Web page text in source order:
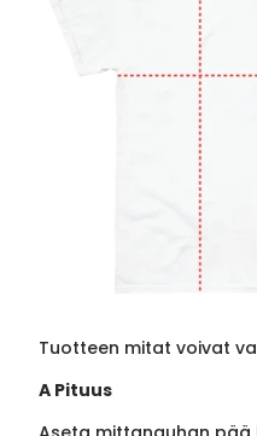
Tuotteen mitat voivat
A Pituus